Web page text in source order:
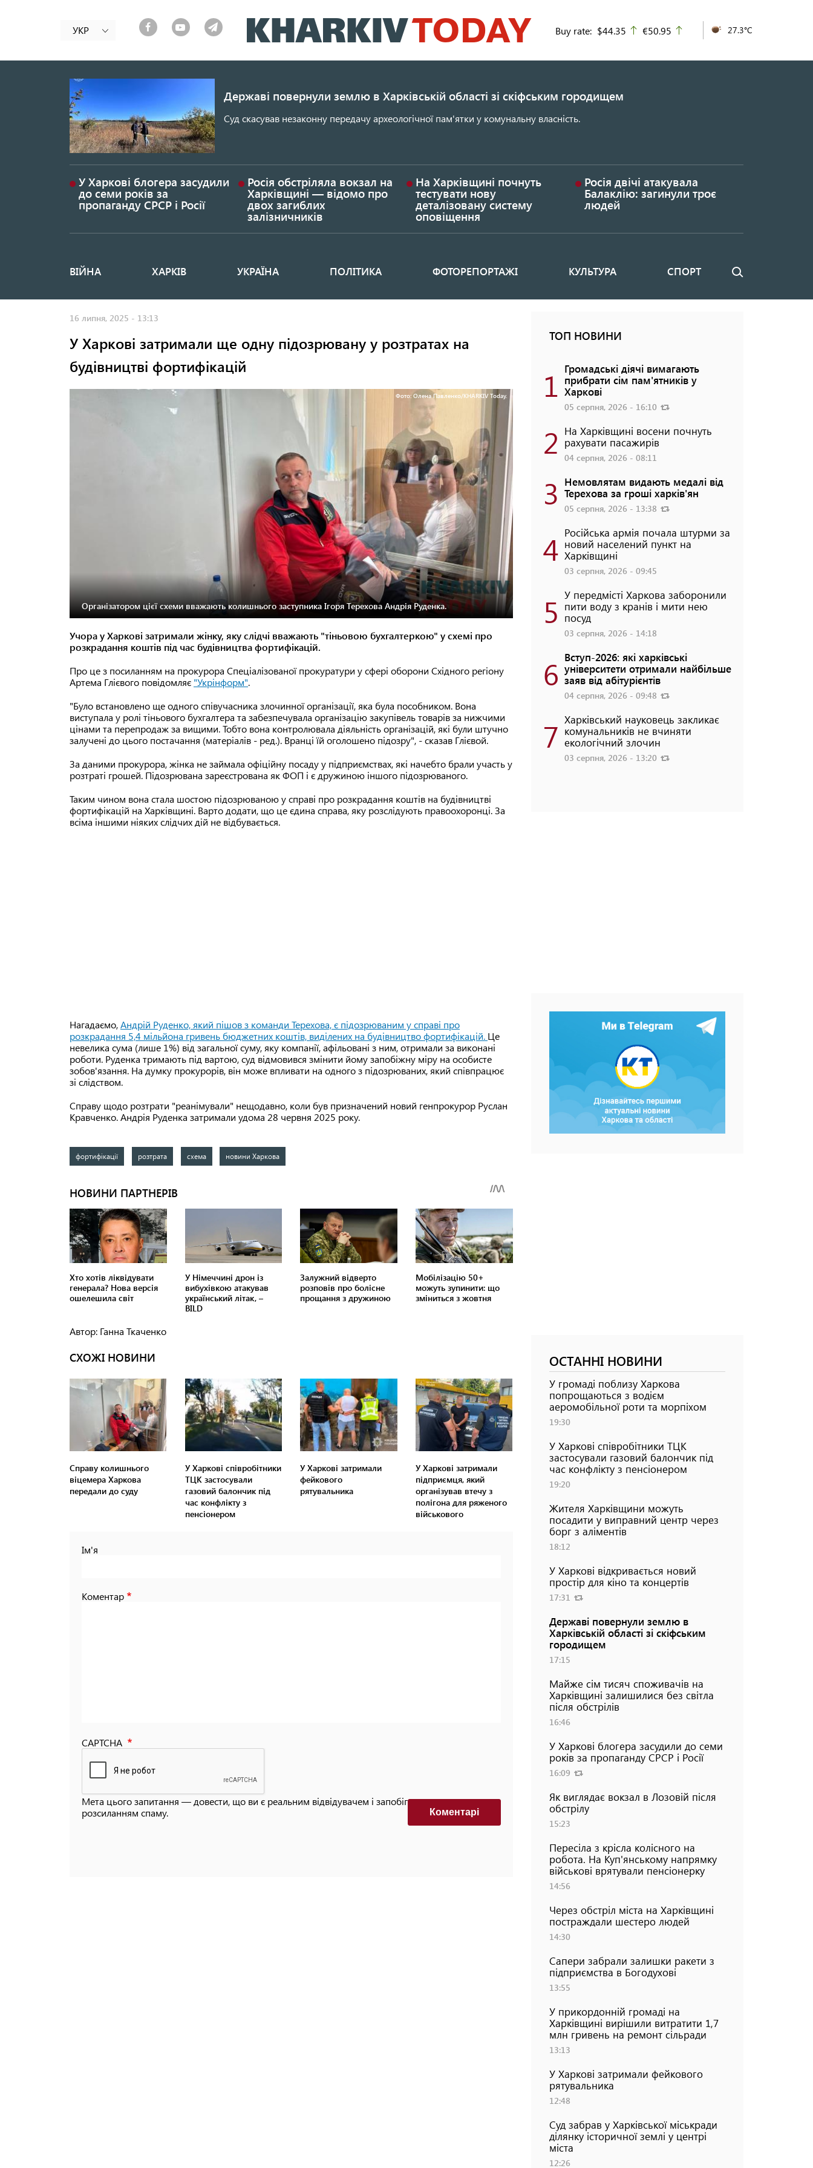
до
основного
УКР Buy rate: $44.35 up
€50.95 27.3°C
Державі повернули землю в Харківській області зі скіфським городищем
Суд скасував незаконну передачу археологічної пам'ятки у комунальну власність.
У Харкові блогера засудили
до семи років за
пропаганду СРСР і Росії
Росія обстріляла вокзал на
Харківщині — відомо про
двох загиблих
залізничників
На Харківщині почнуть
тестувати нову
деталізовану систему
оповіщення
Росія двічі атакувала
Балаклію: загинули троє
людей
Основная
ВІЙНА ХАРКІВ УКРАЇНА ПОЛІТИКА ФОТОРЕПОРТАЖІ КУЛЬТУРА СПОРТ Пошук
16 липня, 2025 - 13:13
У Харкові затримали ще одну підозрювану у розтратах на
будівництві фортифікацій
Фото: Олена Павленко/KHARKIV Today.
Організатором цієї схеми вважають колишнього заступника Ігоря Терехова Андрія Руденка.
Учора у Харкові затримали жінку, яку слідчі вважають "тіньовою бухгалтеркою" у схемі про
розкрадання коштів під час будівництва фортифікацій.
Про це з посиланням на прокурора Спеціалізованої прокуратури у сфері оборони Східного регіону
Артема Глієвого повідомляє "Укрінформ".
"Було встановлено ще одного співучасника злочинної організації, яка була пособником. Вона
виступала у ролі тіньового бухгалтера та забезпечувала організацію закупівель товарів за нижчими
цінами та перепродаж за вищими. Тобто вона контролювала діяльність організацій, які були штучно
залучені до цього постачання (матеріалів - ред.). Вранці їй оголошено підозру", - сказав Глієвой.
За даними прокурора, жінка не займала офіційну посаду у підприємствах, які начебто брали участь у
розтраті грошей. Підозрювана зареєстрована як ФОП і є дружиною іншого підозрюваного.
Таким чином вона стала шостою підозрюваною у справі про розкрадання коштів на будівництві
фортифікацій на Харківщині. Варто додати, що це єдина справа, яку розслідують правоохоронці. За
всіма іншими ніяких слідчих дій не відбувається.
Нагадаємо,Андрій Руденко, який пішов з команди Терехова, є підозрюваним у справі про
розкрадання 5,4 мільйона гривень бюджетних коштів, виділених на будівництво фортифікацій. Це
невелика сума (лише 1%) від загальної суму, яку компанії, афільовані з ним, отримали за виконані
роботи. Руденка тримають під вартою, суд відмовився змінити йому запобіжну міру на особисте
зобов'язання. На думку прокурорів, він може впливати на одного з підозрюваних, який співпрацює
зі слідством.
Справу щодо розтрати "реанімували" нещодавно, коли був призначений новий генпрокурор Руслан
Кравченко. Андрія Руденка затримали удома 28 червня 2025 року.
фортифікації розтрата схема новини Харкова
Автор: Ганна Ткаченко
СХОЖІ НОВИНИ
Справу колишнього
віцемера Харкова
передали до суду
У Харкові співробітники
ТЦК застосували
газовий балончик під
час конфлікту з
пенсіонером
У Харкові затримали
фейкового
рятувальника
У Харкові затримали
підприємця, який
організував втечу з
полігона для ряженого
військового
Ім'я
Коментар
CAPTCHA
Мета цього запитання — довести, що ви є реальним відвідувачем і запобігти автоматизованим
розсиланням спаму.
Коментарi
ТОП НОВИНИ
1 Громадські діячі вимагають
прибрати сім пам'ятників у
Харкові
05 серпня, 2026 - 16:10
2 На Харківщині восени почнуть
рахувати пасажирів
04 серпня, 2026 - 08:11
3 Немовлятам видають медалі від
Терехова за гроші харків'ян
05 серпня, 2026 - 13:38
4 Російська армія почала штурми за
новий населений пункт на
Харківщині
03 серпня, 2026 - 09:45
5 У передмісті Харкова заборонили
пити воду з кранів і мити нею
посуд
03 серпня, 2026 - 14:18
6 Вступ-2026: які харківські
університети отримали найбільше
заяв від абітурієнтів
04 серпня, 2026 - 09:48
7 Харківський науковець закликає
комунальників не вчиняти
екологічний злочин
03 серпня, 2026 - 13:20
ОСТАННІ НОВИНИ
У громаді поблизу Харкова
попрощаються з водієм
аеромобільної роти та морпіхом
19:30
У Харкові співробітники ТЦК
застосували газовий балончик під
час конфлікту з пенсіонером
19:20
Жителя Харківщини можуть
посадити у виправний центр через
борг з аліментів
18:12
У Харкові відкривається новий
простір для кіно та концертів
17:31
Державі повернули землю в
Харківській області зі скіфським
городищем
17:15
Майже сім тисяч споживачів на
Харківщині залишилися без світла
після обстрілів
16:46
У Харкові блогера засудили до семи
років за пропаганду СРСР і Росії
16:09
Як виглядає вокзал в Лозовій після
обстрілу
15:23
Пересіла з крісла колісного на
робота. На Куп'янському напрямку
військові врятували пенсіонерку
14:56
Через обстріл міста на Харківщині
постраждали шестеро людей
14:30
Сапери забрали залишки ракети з
підприємства в Богодухові
13:55
У прикордонній громаді на
Харківщині вирішили витратити 1,7
млн гривень на ремонт сільради
13:13
У Харкові затримали фейкового
рятувальника
12:48
Суд забрав у Харківської міськради
ділянку історичної землі у центрі
міста
12:26